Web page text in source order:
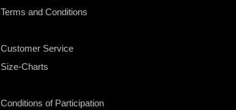
Terms and Conditions
Customer Service
Size-Charts
Conditions of Participation